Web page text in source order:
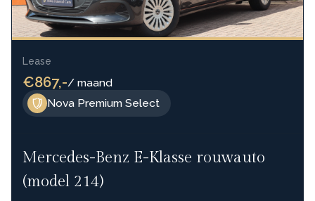
Nova Premium Select
Lease
€867,-/ maand
Mercedes-Benz E-Klasse rouwauto
(model 214)